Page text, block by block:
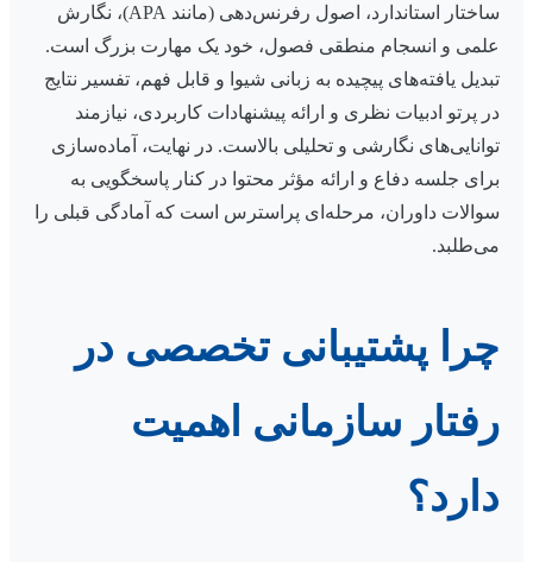
ساختار استاندارد، اصول رفرنس‌دهی (مانند APA)، نگارش
علمی و انسجام منطقی فصول، خود یک مهارت بزرگ است.
تبدیل یافته‌های پیچیده به زبانی شیوا و قابل فهم، تفسیر نتایج
در پرتو ادبیات نظری و ارائه پیشنهادات کاربردی، نیازمند
توانایی‌های نگارشی و تحلیلی بالاست. در نهایت، آماده‌سازی
برای جلسه دفاع و ارائه مؤثر محتوا در کنار پاسخگویی به
سوالات داوران، مرحله‌ای پراسترس است که آمادگی قبلی را
می‌طلبد.
چرا پشتیبانی تخصصی در
رفتار سازمانی اهمیت
دارد؟